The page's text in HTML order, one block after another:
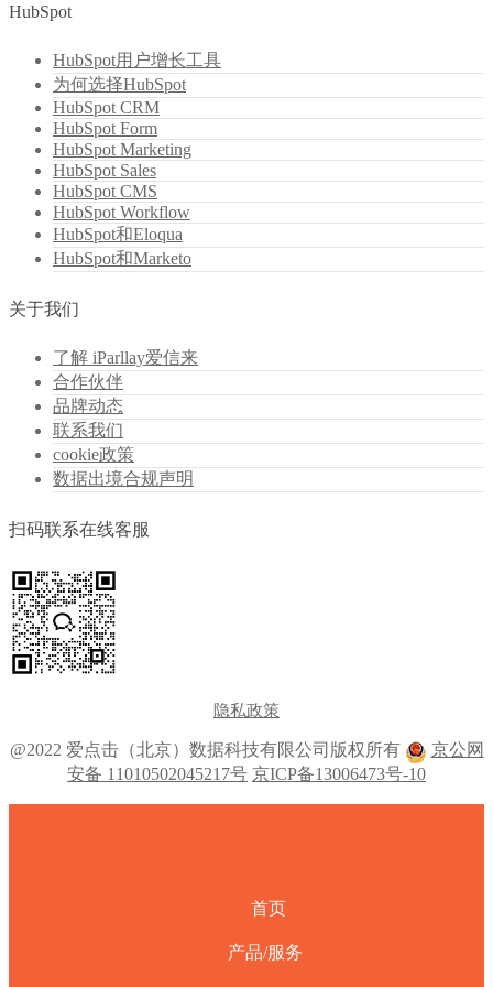
HubSpot
HubSpot用户增长工具
为何选择HubSpot
HubSpot CRM
HubSpot Form
HubSpot Marketing
HubSpot Sales
HubSpot CMS
HubSpot Workflow
HubSpot和Eloqua
HubSpot和Marketo
关于我们
了解 iParllay爱信来
合作伙伴
品牌动态
联系我们
cookie政策
数据出境合规声明
扫码联系在线客服
隐私政策
@2022 爱点击（北京）数据科技有限公司版权所有
京公网
安备 11010502045217号 京ICP备13006473号-10
首页
产品/服务